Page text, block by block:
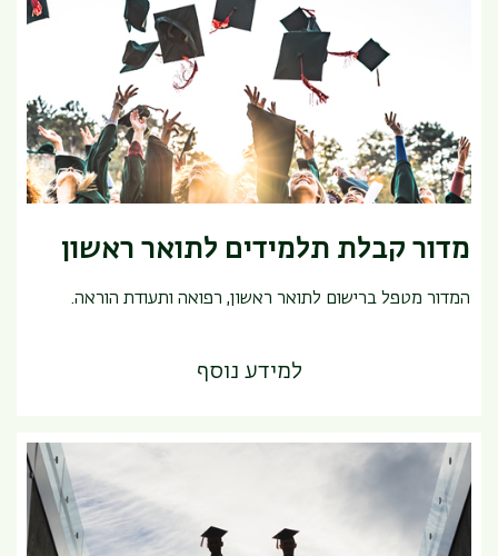
מדור קבלת תלמידים לתואר ראשון
המדור מטפל ברישום לתואר ראשון, רפואה ותעודת הוראה.
למידע נוסף